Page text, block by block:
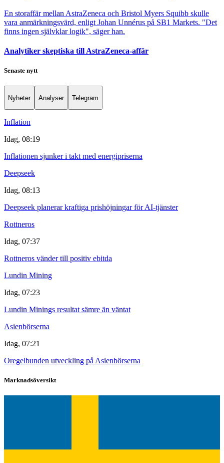
En storaffär mellan AstraZeneca och Bristol Myers Squibb skulle
vara anmärkningsvärd, enligt Johan Unnérus på SB1 Markets. "Det
finns ingen självklar logik", säger han.
Analytiker skeptiska till AstraZeneca-affär
Senaste nytt
Nyheter Analyser Telegram
Inflation
Idag, 08:19
Inflationen sjunker i takt med energipriserna
Deepseek
Idag, 08:13
Deepseek planerar kraftiga prishöjningar för AI-tjänster
Rottneros
Idag, 07:37
Rottneros vänder till positiv ebitda
Lundin Mining
Idag, 07:23
Lundin Minings resultat sämre än väntat
Asienbörserna
Idag, 07:21
Oregelbunden utveckling på Asienbörserna
Marknadsöversikt